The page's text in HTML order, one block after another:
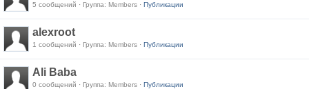
5 сообщений · Группа: Members · Публикации
alexroot
1 сообщений · Группа: Members · Публикации
Ali Baba
0 сообщений · Группа: Members · Публикации